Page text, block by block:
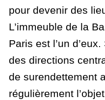
pour devenir des
L’immeuble de la
Paris est l’un
des directions
de surendettement
régulièrement